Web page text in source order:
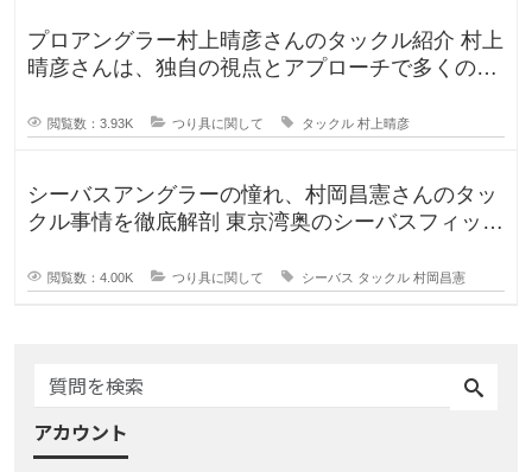
プロアングラー村上晴彦さんのタックル紹介 村上
晴彦さんは、独自の視点とアプローチで多くのフ
閲覧数：3.93K つり具に関して タックル 村上晴彦
シーバスアングラーの憧れ、村岡昌憲さんのタッ
クル事情を徹底解剖 東京湾奥のシーバスフィッシ
閲覧数：4.00K つり具に関して シーバス タックル 村岡昌憲
アカウント